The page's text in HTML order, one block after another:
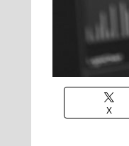
X